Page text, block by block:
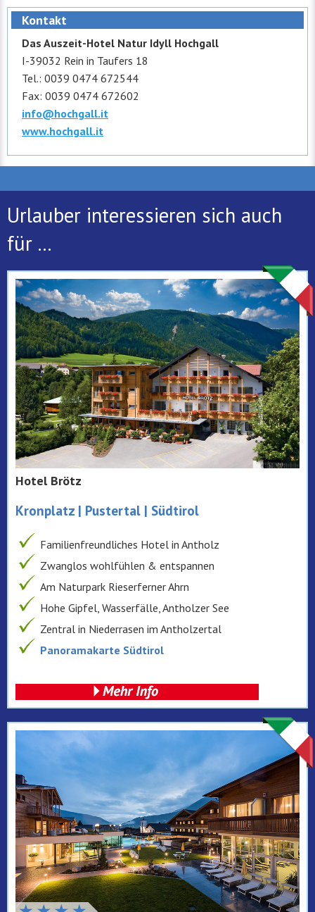
Kontakt
Das Auszeit-Hotel Natur Idyll Hochgall
I-39032 Rein in Taufers 18
Tel.: 0039 0474 672544
Fax: 0039 0474 672602
info@hochgall.it
www.hochgall.it
Urlauber interessieren sich auch
für ...
Hotel Brötz
Kronplatz | Pustertal | Südtirol
Familienfreundliches Hotel in Antholz
Zwanglos wohlfühlen & entspannen
Am Naturpark Rieserferner Ahrn
Hohe Gipfel, Wasserfälle, Antholzer See
Zentral in Niederrasen im Antholzertal
Panoramakarte Südtirol